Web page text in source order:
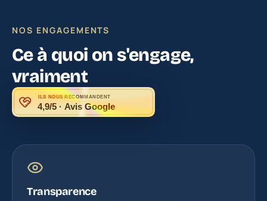
NOS ENGAGEMENTS
Ce à quoi on s'engage,
vraiment
ILS NOUS RECOMMANDENT
4,9/5 · Avis Google
Transparence